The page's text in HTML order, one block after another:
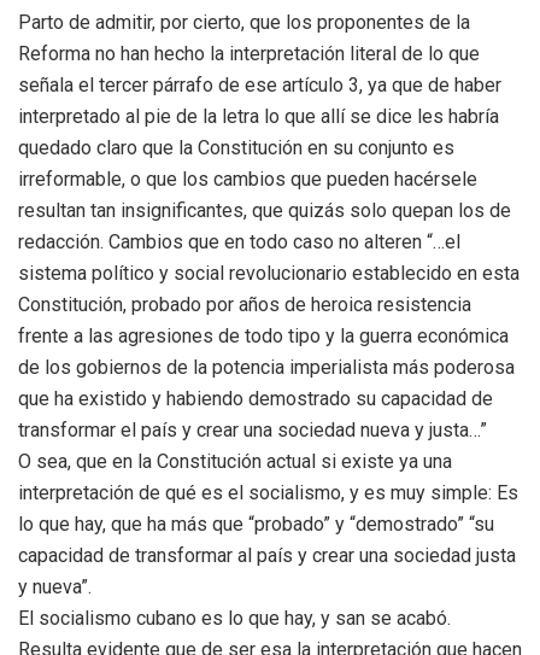
Parto de admitir, por cierto, que los proponentes de la
Reforma no han hecho la interpretación literal de lo que
señala el tercer párrafo de ese artículo 3, ya que de haber
interpretado al pie de la letra lo que allí se dice les habría
quedado claro que la Constitución en su conjunto es
irreformable, o que los cambios que pueden hacérsele
resultan tan insignificantes, que quizás solo quepan los de
redacción. Cambios que en todo caso no alteren “…el
sistema político y social revolucionario establecido en esta
Constitución, probado por años de heroica resistencia
frente a las agresiones de todo tipo y la guerra económica
de los gobiernos de la potencia imperialista más poderosa
que ha existido y habiendo demostrado su capacidad de
transformar el país y crear una sociedad nueva y justa…”
O sea, que en la Constitución actual si existe ya una
interpretación de qué es el socialismo, y es muy simple: Es
lo que hay, que ha más que “probado” y “demostrado” “su
capacidad de transformar al país y crear una sociedad justa
y nueva”.
El socialismo cubano es lo que hay, y san se acabó.
Resulta evidente que de ser esa la interpretación que hacen